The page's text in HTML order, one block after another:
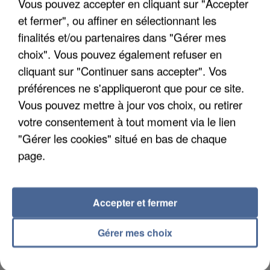
UN SECOND CADRE DE LA DZ MAFIA
INTERPELLÉ EN ALGÉRIE
et fermer", ou affiner en sélectionnant les
finalités et/ou partenaires dans "Gérer mes
choix". Vous pouvez également refuser en
cliquant sur "Continuer sans accepter". Vos
préférences ne s'appliqueront que pour ce site.
Vous pouvez mettre à jour vos choix, ou retirer
votre consentement à tout moment via le lien
"Gérer les cookies" situé en bas de chaque
page.
Gérer mes choix
Accepter et fermer